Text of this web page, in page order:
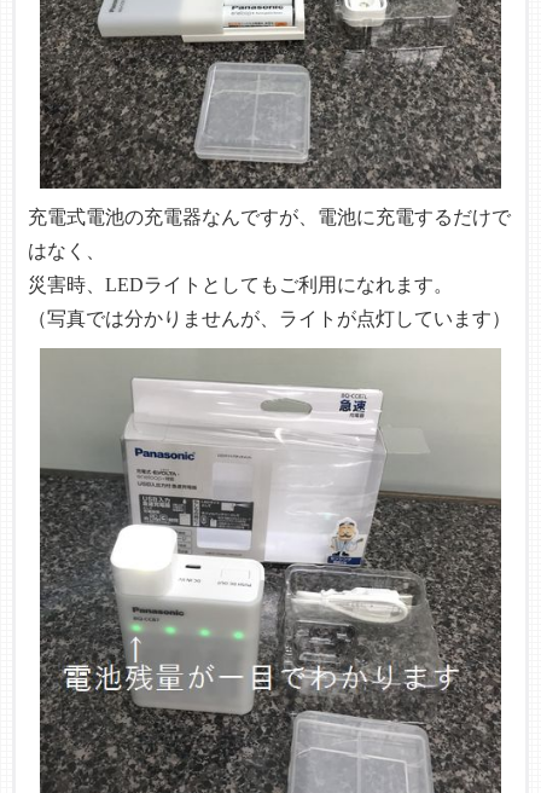
充電式電池の充電器なんですが、電池に充電するだけで
はなく、
災害時、LEDライトとしてもご利用になれます。
（写真では分かりませんが、ライトが点灯しています）